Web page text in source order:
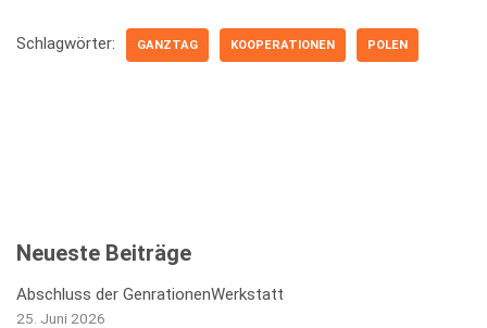
Schlagwörter: GANZTAG KOOPERATIONEN POLEN
Neueste Beiträge
Abschluss der GenrationenWerkstatt
25. Juni 2026